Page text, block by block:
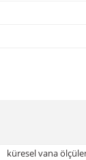
Bu ürüne ilk
küresel vana